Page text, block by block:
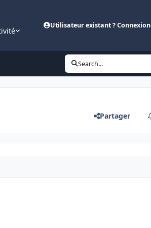
Utilisateur existant ? Connexion
Search...
Partager